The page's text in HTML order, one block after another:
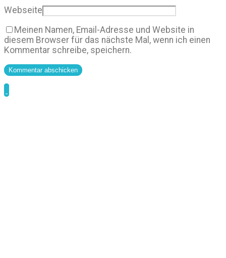
Webseite
Meinen Namen, Email-Adresse und Website in
diesem Browser für das nächste Mal, wenn ich einen
Kommentar schreibe, speichern.